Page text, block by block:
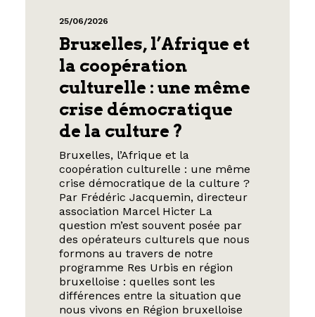
25/06/2026
Bruxelles, l’Afrique et
la coopération
culturelle : une même
crise démocratique
de la culture ?
Bruxelles, l’Afrique et la
coopération culturelle : une même
crise démocratique de la culture ?
Par Frédéric Jacquemin, directeur
association Marcel Hicter La
question m’est souvent posée par
des opérateurs culturels que nous
formons au travers de notre
programme Res Urbis en région
bruxelloise : quelles sont les
différences entre la situation que
nous vivons en Région bruxelloise